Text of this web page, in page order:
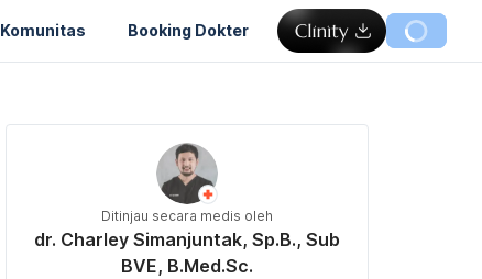
Komunitas Booking Dokter
Ditinjau secara medis oleh
dr. Charley Simanjuntak, Sp.B., Sub
BVE, B.Med.Sc.